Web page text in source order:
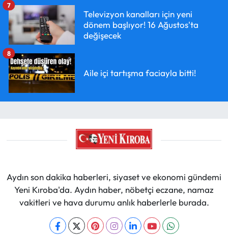
Televizyon kanalları için yeni
dönem başlıyor! 16 Ağustos'ta
değişecek
7
Aile içi tartışma faciayla bitti!
8
Aydın son dakika haberleri, siyaset ve ekonomi gündemi
Yeni Kıroba'da. Aydın haber, nöbetçi eczane, namaz
vakitleri ve hava durumu anlık haberlerle burada.